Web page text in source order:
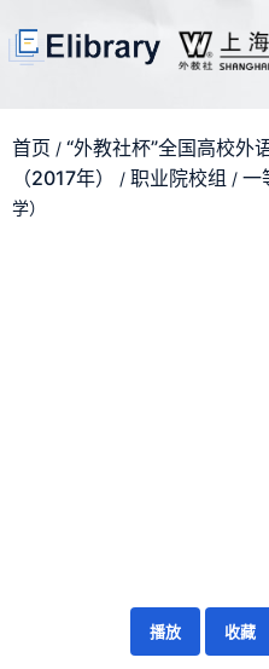
首页 / “外教社杯”全国高校外
（2017年）
/ 职业院校组 / 一
学）
播放 收藏